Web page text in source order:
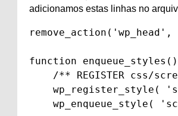
adicionamos estas linhas no
function
/** REGISTER css/
wp_register_style(
wp_enqueue_style(